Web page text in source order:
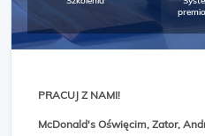
PRACUJ Z NAMI!
McDonald's Oświęcim, Zator,